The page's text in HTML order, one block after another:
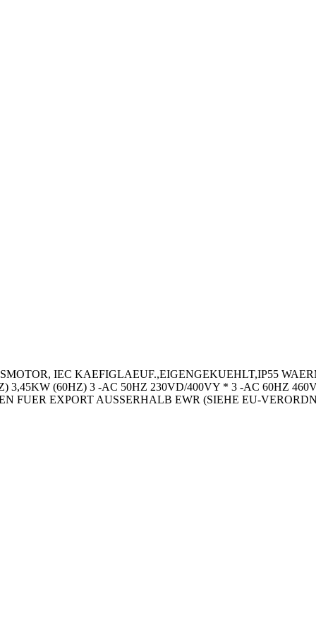
IEC KAEFIGLAEUF.,EIGENGEKUEHLT,IP55
3,45KW (60HZ) 3 -AC 50HZ 230VD/400VY * 3 -AC 60HZ
FUER EXPORT AUSSERHALB EWR (SIEHE EU-